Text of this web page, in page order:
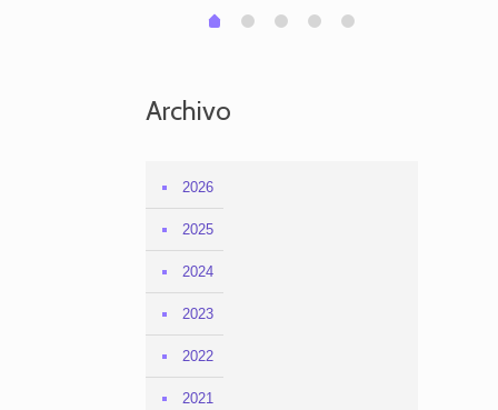
0 1 2 3 4
Archivo
2026
2025
2024
2023
2022
2021